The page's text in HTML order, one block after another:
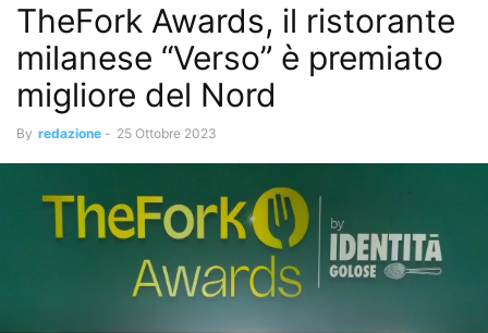
TheFork Awards, il ristorante
milanese “Verso” è premiato
migliore del Nord
By redazione - 25 Ottobre 2023